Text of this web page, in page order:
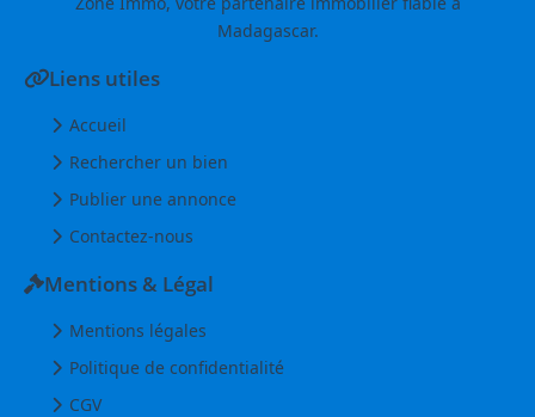
Madagascar.
Liens utiles
Accueil
Rechercher un bien
Publier une annonce
Contactez-nous
Mentions & Légal
Mentions légales
Politique de confidentialité
CGV